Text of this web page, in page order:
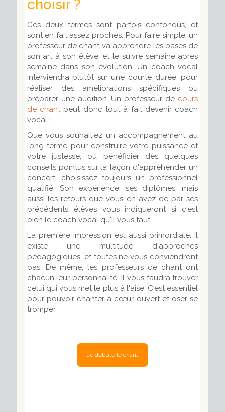
choisir ?
Ces deux termes sont parfois confondus, et
sont en fait assez proches. Pour faire simple, un
professeur de chant va apprendre les bases de
son art à son élève, et le suivre semaine après
semaine dans son évolution. Un coach vocal
interviendra plutôt sur une courte durée, pour
réaliser des améliorations spécifiques ou
préparer une audition. Un professeur de cours
de chantpeut donc tout à fait devenir coach
vocal !
Que vous souhaitiez un accompagnement au
long terme pour construire votre puissance et
votre justesse, ou bénéficier des quelques
conseils pointus sur la façon d'appréhender un
concert, choisissez toujours un professionnel
qualifié. Son expérience, ses diplômes, mais
aussi les retours que vous en avez de par ses
précédents élèves vous indiqueront si c'est
bien le coach vocal qu'il vous faut.
La première impression est aussi primordiale. Il
existe une multitude d'approches
pédagogiques, et toutes ne vous conviendront
pas. De même, les professeurs de chant ont
chacun leur personnalité. Il vous faudra trouver
celui qui vous met le plus à l'aise. C'est essentiel
pour pouvoir chanter à cœur ouvert et oser se
tromper.
Je débute le chant